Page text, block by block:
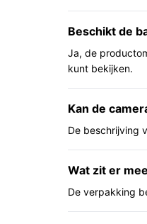
Deze
Live
Beeld-
Gezinnen die
terugspreken
Beschikt de
Ja, de
kunt bekijken.
Kan de
De beschrijving
Wat zit er
De verpakking